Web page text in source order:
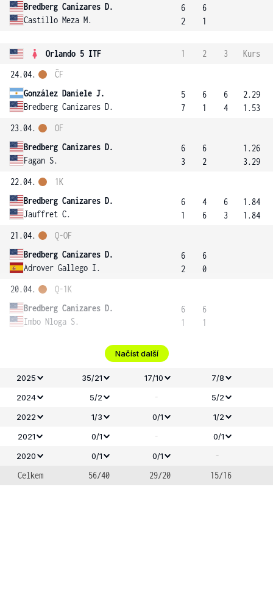
Bredberg Canizares D.
Castillo Meza M.
6
2
6
1
Orlando 5 ITF 1 2 3
Kurs
24.04.
González Daniele J.
Bredberg Canizares D.
ČF
5
7
6
1
6
4
2.29
1.53
23.04.
Bredberg Canizares D.
Fagan S.
OF
6
3
6
2
1.26
3.29
22.04.
Bredberg Canizares D.
Jauffret C.
1K
6
1
4
6
6
3
1.84
1.84
21.04.
Bredberg Canizares D.
Adrover Gallego I.
Q-OF
6
2
6
0
20.04.
Bredberg Canizares D.
Imbo Nloga S.
Q-1K
6
1
6
1
Načíst další
2025 35/21 17/10
7/8
2024
5/2 -
5/2
2022
1/3 0/1
1/2
2021
0/1 -
0/1
2020
0/1 0/1
-
Celkem
56/40 29/20 15/16